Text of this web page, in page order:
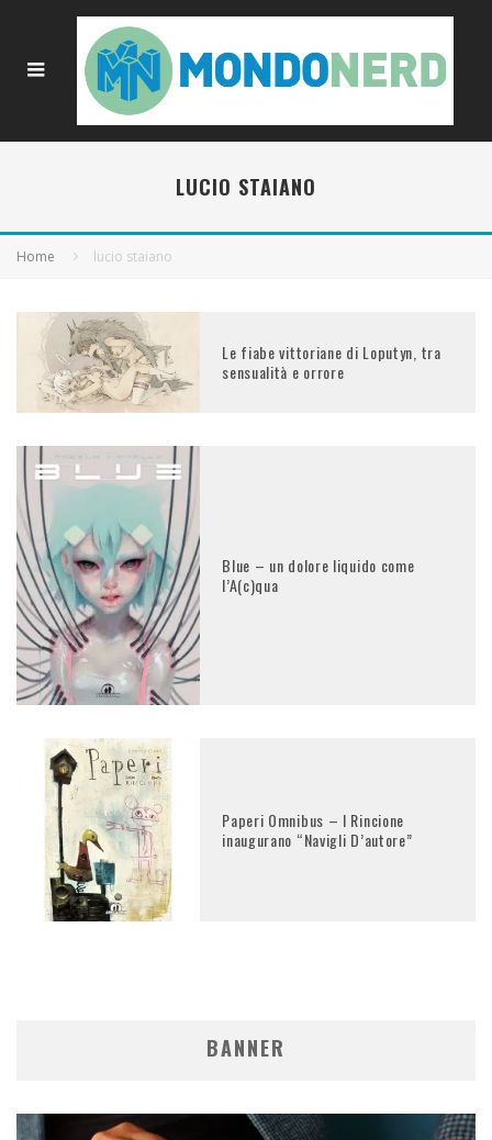
LUCIO STAIANO
Home lucio staiano
Le fiabe vittoriane di Loputyn, tra
sensualità e orrore
Blue – un dolore liquido come
l’A(c)qua
Paperi Omnibus – I Rincione
inaugurano “Navigli D’autore”
BANNER